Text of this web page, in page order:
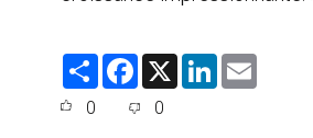
S
F
e
X
L
0 0